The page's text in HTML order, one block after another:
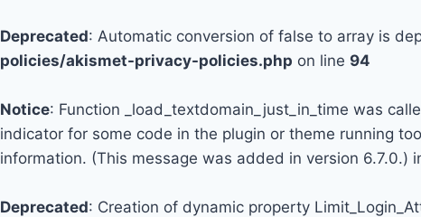
Deprecated: Automatic conversion of false to array is
policies/akismet-privacy-policies.php on line 94
Notice: Function _load_textdomain_just_in_time was
indicator for some code in the plugin or theme running
information. (This message was added in version 6.7.0.)
Deprecated: Creation of dynamic property